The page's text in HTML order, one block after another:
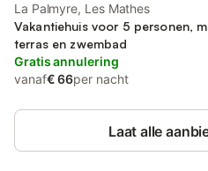
La Palmyre, Les Mathes
Vakantiehuis voor 5 personen,
terras en zwembad
Gratis annulering
vanaf€ 66per nacht
Laat alle